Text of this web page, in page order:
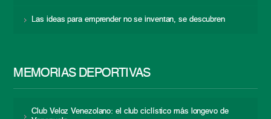
Las ideas para emprender no se inventan, se descubren
MEMORIAS DEPORTIVAS
Club Veloz Venezolano: el club ciclístico más longevo de